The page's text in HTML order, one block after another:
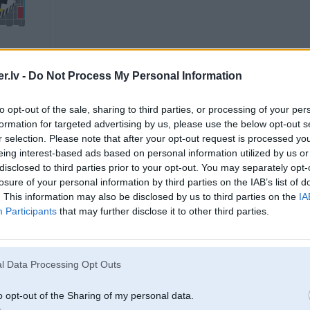
- Do Not Process My Personal Information
opt-out of the sale, sharing to third parties, or processing of your
for targeted advertising by us, please use the below opt-out
selection. Please note that after your opt-out request is processed
interest-based ads based on personal information utilized by us
to third parties prior to your opt-out. You may separately
of your personal information by third parties on the IAB’s list of
This information may also be disclosed by us to third parties on the
Participants that may further disclose it to other third parties.
Data Processing Opt Outs
opt-out of the Sharing of my personal data.
30. Jan 2025, 10:27
30 Jan 2025, 10:24:36 @968-jk rakstīja:
14miljoni×10=nav 140miljoni bet gan daudz vairāk
Tā nav tā pati matemātika, kas libānietim? Ja pieliek 0.75€ pie katras
30. Jan 2025, 10:27